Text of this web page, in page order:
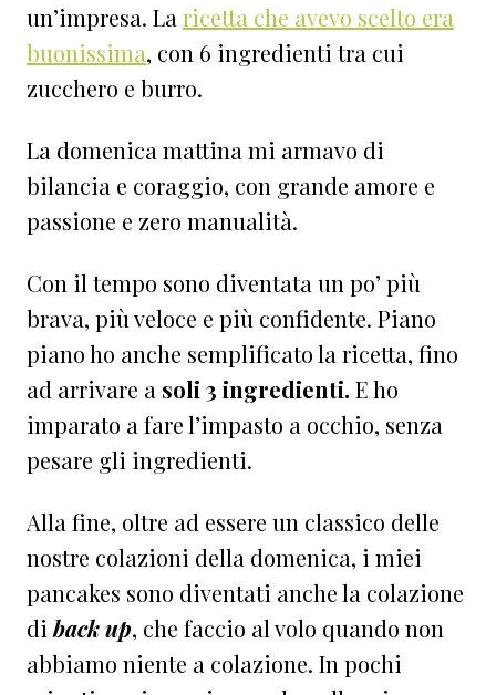
un’impresa. La ricetta che avevo scelto era
buonissima, con 6 ingredienti tra cui
zucchero e burro.
La domenica mattina mi armavo di
bilancia e coraggio, con grande amore e
passione e zero manualità.
Con il tempo sono diventata un po’ più
brava, più veloce e più confidente. Piano
piano ho anche semplificato la ricetta, fino
ad arrivare a soli 3 ingredienti. E ho
imparato a fare l’impasto a occhio, senza
pesare gli ingredienti.
Alla fine, oltre ad essere un classico delle
nostre colazioni della domenica, i miei
pancakes sono diventati anche la colazione
di back up, che faccio al volo quando non
abbiamo niente a colazione. In pochi